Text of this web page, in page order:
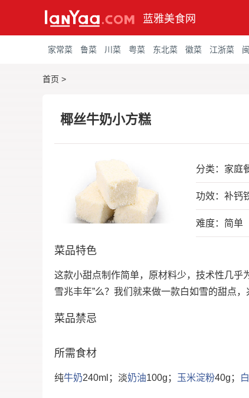
蓝雅美食网
家常菜 鲁菜 川菜 粤菜 东北菜 徽菜 江浙菜
首页 >
椰丝牛奶小方糕
分类： 家庭
功效：补钙
难度：简单
菜品特色
这款小甜点制作简单，原材料少，技术性几乎
雪兆丰年”么？我们就来做一款白如雪的甜点，
菜品禁忌
所需食材
纯牛奶240ml；淡奶油100g； 玉米淀粉40g；